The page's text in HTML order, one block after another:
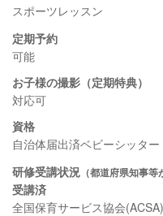
スポーツレッスン
定期予約
可能
お子様の撮影（定期特典）
対応可
資格
自治体届出済ベビーシッター
研修受講状況 （都道府県知事等
受講済
全国保育サービス協会